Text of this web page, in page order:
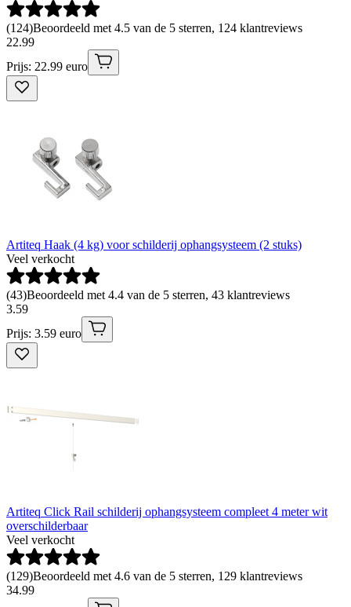
(124)Beoordeeld met 4.5 van de 5 sterren, 124 klantreviews
22.99
Prijs: 22.99 euro
Artiteq Haak (4 kg) voor schilderij ophangsysteem (2 stuks)
Veel verkocht
(43)Beoordeeld met 4.4 van de 5 sterren, 43 klantreviews
3.59
Prijs: 3.59 euro
Artiteq Click Rail schilderij ophangsysteem compleet 4 meter wit
overschilderbaar
Veel verkocht
(129)Beoordeeld met 4.6 van de 5 sterren, 129 klantreviews
34.99